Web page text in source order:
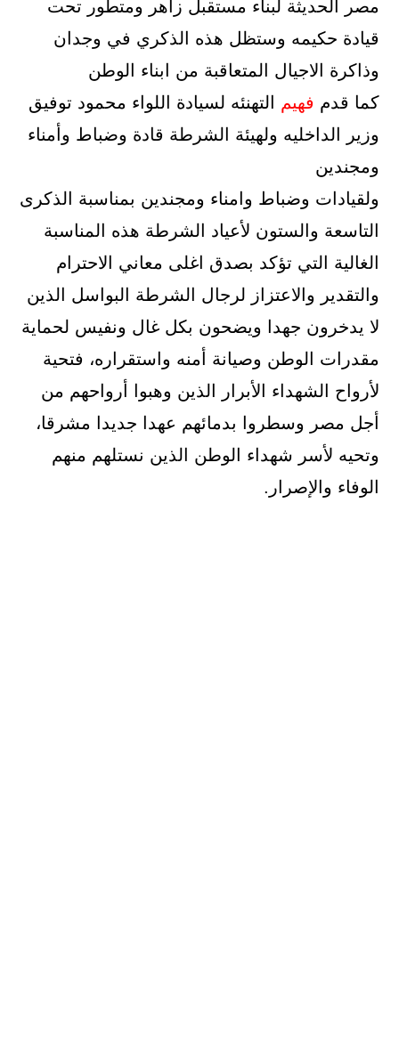
مصر الحديثة لبناء مستقبل زاهر ومتطور تحت
قيادة حكيمه وستظل هذه الذكري في وجدان
وذاكرة الاجيال المتعاقبة من ابناء الوطن
كما قدم فهيم التهنئه لسيادة اللواء محمود توفيق
وزير الداخليه ولهيئة الشرطة قادة وضباط وأمناء
ومجندين
ولقيادات وضباط وامناء ومجندين بمناسبة الذكرى
التاسعة والستون لأعياد الشرطة هذه المناسبة
الغالية التي تؤكد بصدق اغلى معاني الاحترام
والتقدير والاعتزاز لرجال الشرطة البواسل الذين
لا يدخرون جهدا ويضحون بكل غال ونفيس لحماية
مقدرات الوطن وصيانة أمنه واستقراره، فتحية
لأرواح الشهداء الأبرار الذين وهبوا أرواحهم من
أجل مصر وسطروا بدمائهم عهدا جديدا مشرقا،
وتحيه لأسر شهداء الوطن الذين نستلهم منهم
الوفاء والإصرار.